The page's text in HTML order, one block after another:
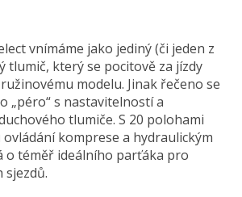
vnímáme jako jediný (či jeden z
tlumič, který se pocitově za jízdy
modelu. Jinak řečeno se
„péro“ s nastavitelností a
tlumiče. S 20 polohami
komprese a hydraulickým
o téměř ideálního parťáka pro
sjezdů.